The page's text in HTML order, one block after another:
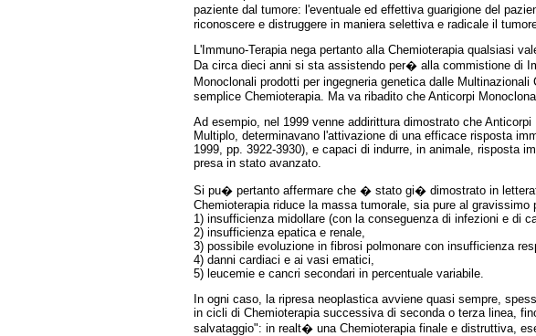
paziente dal tumore: l'eventuale ed effettiva guarigione del
riconoscere e distruggere in maniera selettiva e radicale il
L'Immuno-Terapia nega pertanto alla Chemioterapia qualsiasi
Da circa dieci anni si sta assistendo per� alla commistione di
Monoclonali prodotti per ingegneria genetica dalle
semplice Chemioterapia. Ma va ribadito che Anticorpi
Ad esempio, nel 1999 venne addirittura dimostrato che
Multiplo, determinavano l'attivazione di una efficace risposta
1999, pp. 3922-3930), e capaci di indurre, in animale, risposta
presa in stato avanzato.
Si pu� pertanto affermare che � stato gi� dimostrato in
Chemioterapia riduce la massa tumorale, sia pure al
1) insufficienza midollare (con la conseguenza di infezioni e di
2) insufficienza epatica e renale,
3) possibile evoluzione in fibrosi polmonare con insufficienza
4) danni cardiaci e ai vasi ematici,
5) leucemie e cancri secondari in percentuale variabile.
In ogni caso, la ripresa neoplastica avviene quasi sempre,
in cicli di Chemioterapia successiva di seconda o terza linea,
salvataggio": in realt� una Chemioterapia finale e distruttiva,